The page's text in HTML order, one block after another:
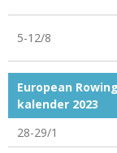
5-12/8
European Rowing
kalender 2023
28-29/1